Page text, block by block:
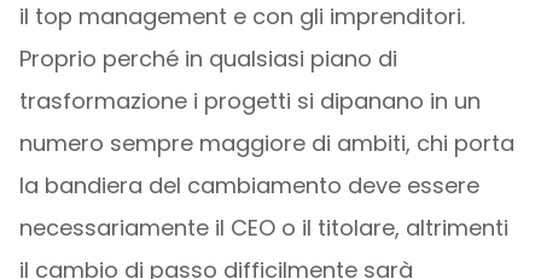
il top management e con gli imprenditori.
Proprio perché in qualsiasi piano di
trasformazione i progetti si dipanano in un
numero sempre maggiore di ambiti, chi porta
la bandiera del cambiamento deve essere
necessariamente il CEO o il titolare, altrimenti
il cambio di passo difficilmente sarà